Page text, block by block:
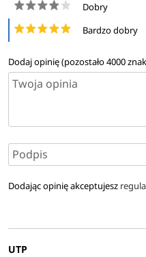
Dobry
Bardzo dobry
Dodaj opinię (pozostało4000
Dodając opinię akceptujesz
UTP